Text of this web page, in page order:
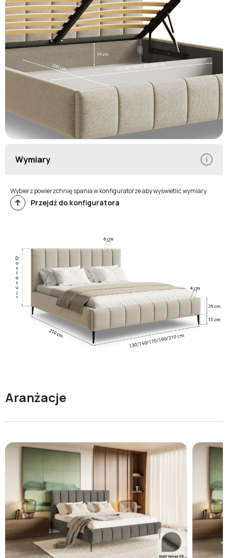
Wymiary
Wybierz powierzchnię spania w konfiguratorze aby wyświetlić wymiary
Przejdź do konfiguratora
Aranżacje